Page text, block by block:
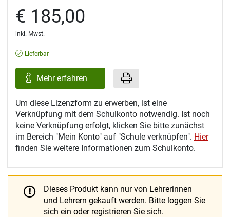
€ 185,00
inkl. Mwst.
Lieferbar
Mehr erfahren
Um diese Lizenzform zu erwerben, ist eine
Verknüpfung mit dem Schulkonto notwendig. Ist noch
keine Verknüpfung erfolgt, klicken Sie bitte zunächst
im Bereich "Mein Konto" auf "Schule verknüpfen". Hier
finden Sie weitere Informationen zum Schulkonto.
Dieses Produkt kann nur von Lehrerinnen
und Lehrern gekauft werden. Bitte loggen Sie
sich ein oder registrieren Sie sich.